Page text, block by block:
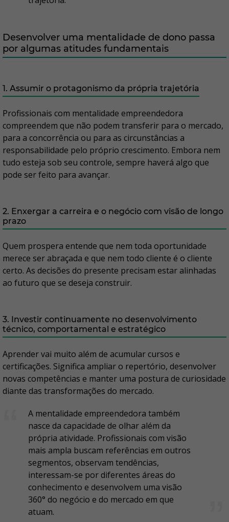
Desenvolver uma mentalidade de dono passa
por algumas atitudes fundamentais
1. Assumir o protagonismo da própria trajetória
Profissionais com mentalidade empreendedora
compreendem que não podem transferir para o mercado,
para a concorrência ou para as circunstâncias a
responsabilidade pelo próprio crescimento. Embora nem
tudo esteja sob seu controle, sempre haverá algo que
pode ser feito para avançar.
2. Enxergar a carreira e o negócio com visão de longo
prazo
Quem prospera entende que nem toda oportunidade
merece ser abraçada e que nem todo cliente é o cliente
certo. As decisões do presente precisam estar alinhadas
ao futuro que se deseja construir.
3. Investir continuamente no desenvolvimento
técnico, comportamental e estratégico
Aprender vai muito além de acumular cursos e
certificações. Significa ampliar o repertório, desenvolver
novas competências e manter uma postura de curiosidade
diante das transformações do mercado.
A mentalidade empreendedora também
nasce da capacidade de olhar além da
própria atividade. Profissionais com visão
mais ampla buscam referências em outros
segmentos, observam tendências,
interessam-se por diferentes áreas do
conhecimento e desenvolvem uma visão
360° do negócio e do mercado em que
atuam.